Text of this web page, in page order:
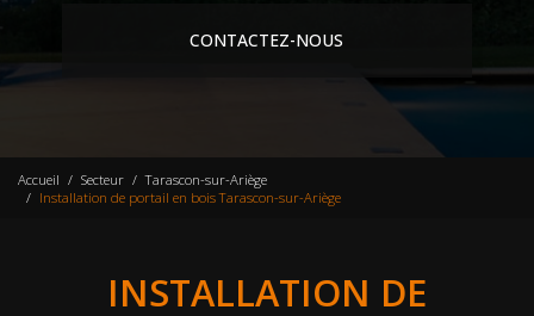
CONTACTEZ-NOUS
Accueil Secteur
Tarascon-sur-Ariège
Installation de portail en bois Tarascon-sur-Ariège
INSTALLATION DE